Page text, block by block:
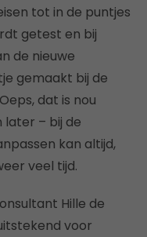
tot in de puntjes
getest en bij
de nieuwe
gemaakt bij de
dat is nou
– bij de
kan altijd,
veel tijd.
Hille de
voor